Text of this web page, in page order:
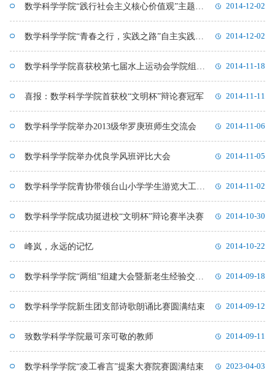
2014-12-02
数学科学学院“践行社会主义核心价值观”主题演讲比赛圆满成功
2014-12-02
数学科学学院“青春之行，实践之路”自主实践答辩会成功举办
2014-11-18
数学科学学院喜获校第七届水上运动会学院组团体第一名
2014-11-11
喜报：数学科学学院首获校“文明杯”辩论赛冠军
2014-11-06
数学科学学院举办2013级华罗庚班师生交流会
2014-11-05
数学科学学院举办优良学风班评比大会
2014-11-02
数学科学学院青协带领台山小学学生游览大工校园
2014-10-30
数学科学学院成功挺进校“文明杯”辩论赛半决赛
2014-10-22
峰岚，永远的记忆
2014-09-18
数学科学学院“两组”组建大会暨新老生经验交流会成功举行
2014-09-12
数学科学学院新生团支部诗歌朗诵比赛圆满结束
2014-09-11
致数学科学学院最可亲可敬的教师
2023-04-03
数学科学学院“凌工睿言”提案大赛院赛圆满结束